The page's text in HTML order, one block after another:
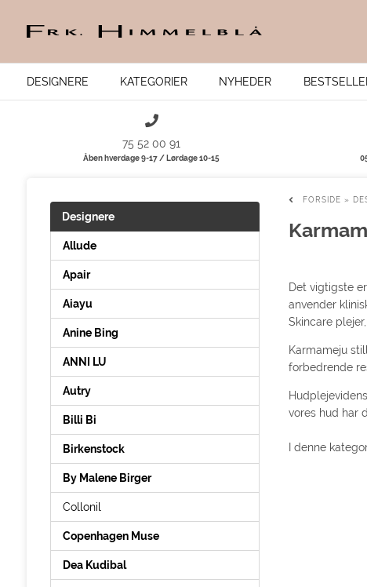
DESIGNERE KATEGORIER NYHEDER
75 52 00 91
Åben hverdage 9-17 / Lørdage 10-15
Designere
Allude
Apair
Aiayu
Anine Bing
ANNI LU
Autry
Billi Bi
Birkenstock
By Malene Birger
Collonil
Copenhagen Muse
Dea Kudibal
FORSIDE »
Det vigtigste
anvender
Skincare
Karmameju
forbedrende
vores hud har
I denne